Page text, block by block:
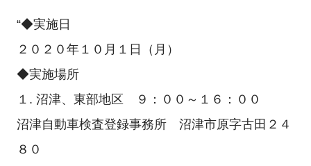
“◆実施日
２０２０年１０月１日（月）
◆実施場所
１. 沼津、東部地区 ９：００～１６：００
沼津自動車検査登録事務所 沼津市原字古田２４
８０